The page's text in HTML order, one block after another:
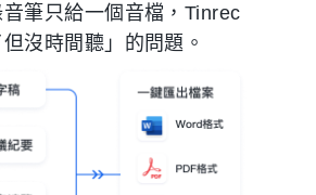
筆只給一個音檔，Tinrec
沒時間聽」的問題。